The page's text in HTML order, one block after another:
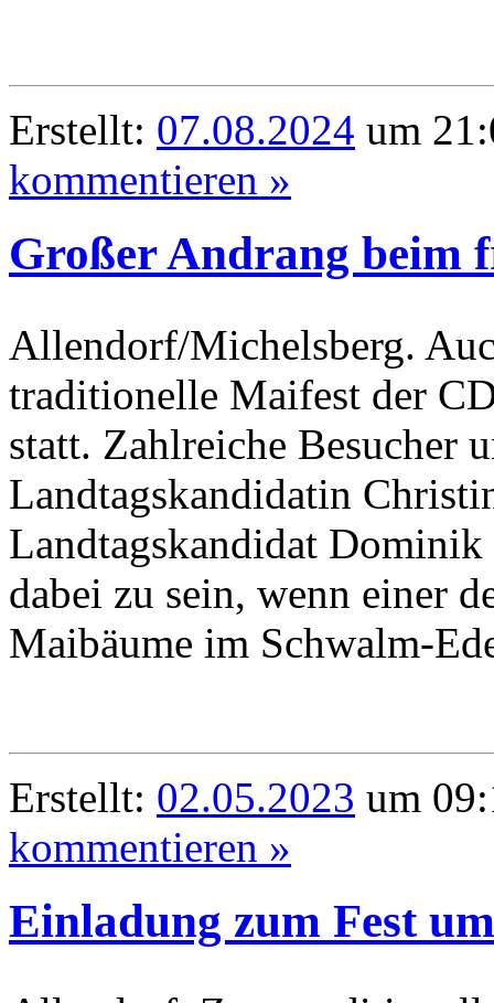
Erstellt: 07.08.2024 um
kommentieren »
Großer Andrang beim
Allendorf/Michelsberg.
traditionelle Maifest der
statt. Zahlreiche Besucher
Landtagskandidatin
Landtagskandidat
dabei zu sein, wenn einer
Maibäume im Schwalm-
Erstellt: 02.05.2023 um
kommentieren »
Einladung zum Fest